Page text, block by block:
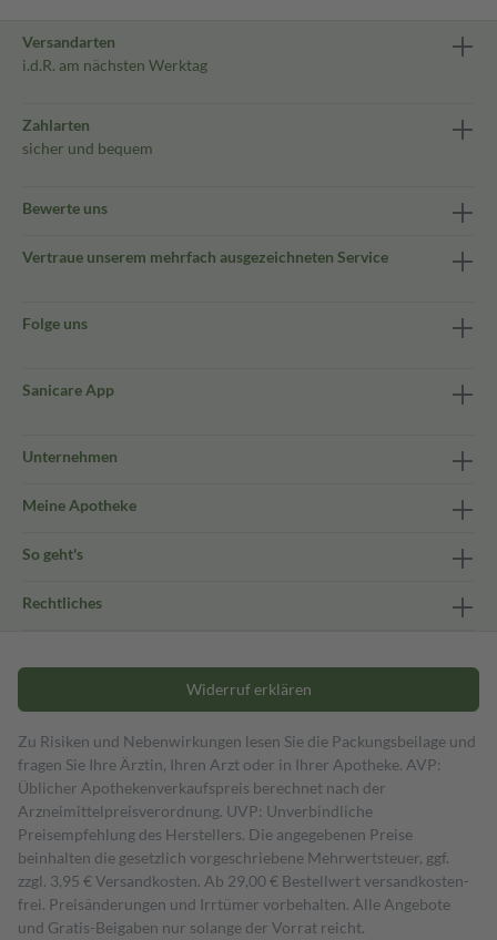
Versandarten
i.d.R. am nächsten Werktag
Zahlarten
sicher und bequem
Bewerte uns
Vertraue unserem mehrfach ausgezeichneten Service
Folge uns
Sanicare App
Unternehmen
Meine Apotheke
So geht's
Rechtliches
Widerruf erklären
Zu Risiken und Nebenwirkungen lesen Sie die Packungsbeilage und
fragen Sie Ihre Ärztin, Ihren Arzt oder in Ihrer Apotheke. AVP:
Üblicher Apothekenverkaufspreis berechnet nach der
Arzneimittelpreisverordnung. UVP: Unverbindliche
Preisempfehlung des Herstellers. Die angegebenen Preise
beinhalten die gesetzlich vorgeschriebene Mehrwertsteuer, ggf.
zzgl. 3,95 € Versandkosten. Ab 29,00 € Bestell­wert versand­kosten­
frei. Preisänderungen und Irrtümer vorbehalten. Alle Angebote
und Gratis-Beigaben nur solange der Vorrat reicht.